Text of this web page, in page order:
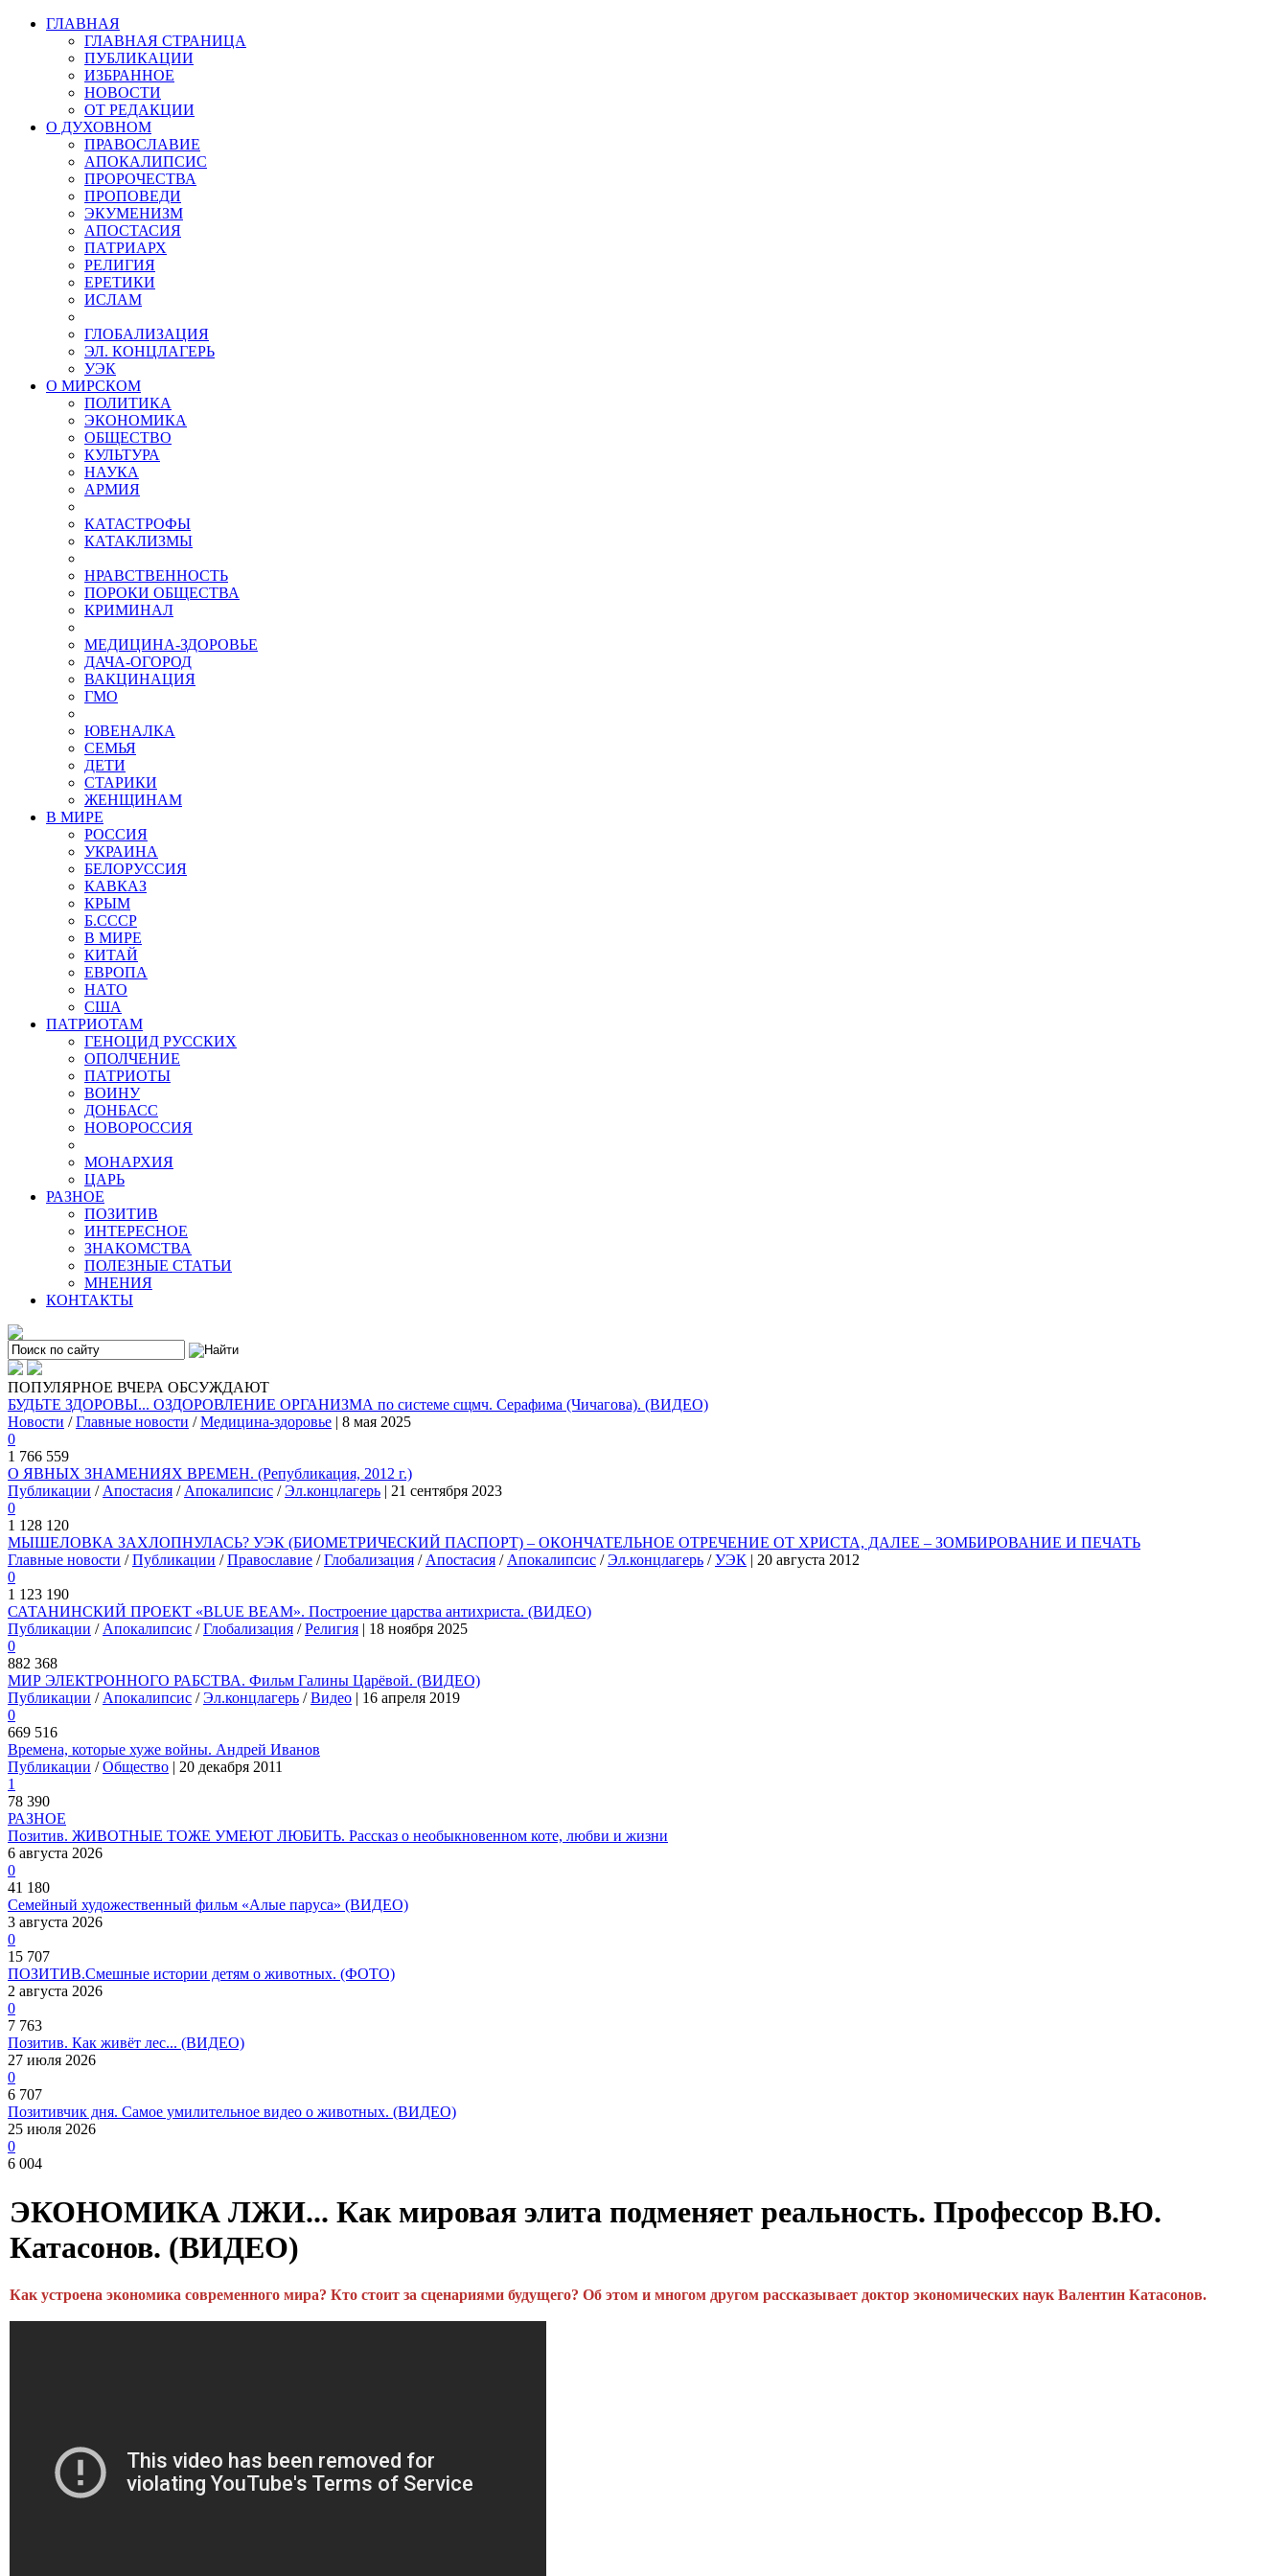
ГЛАВНАЯ
ГЛАВНАЯ СТРАНИЦА
ПУБЛИКАЦИИ
ИЗБРАННОЕ
НОВОСТИ
ОТ РЕДАКЦИИ
О ДУХОВНОМ
ПРАВОСЛАВИЕ
АПОКАЛИПСИС
ПРОРОЧЕСТВА
ПРОПОВЕДИ
ЭКУМЕНИЗМ
АПОСТАСИЯ
ПАТРИАРХ
РЕЛИГИЯ
ЕРЕТИКИ
ИСЛАМ
ГЛОБАЛИЗАЦИЯ
ЭЛ. КОНЦЛАГЕРЬ
УЭК
О МИРСКОМ
ПОЛИТИКА
ЭКОНОМИКА
ОБЩЕСТВО
КУЛЬТУРА
НАУКА
АРМИЯ
КАТАСТРОФЫ
КАТАКЛИЗМЫ
НРАВСТВЕННОСТЬ
ПОРОКИ ОБЩЕСТВА
КРИМИНАЛ
МЕДИЦИНА-ЗДОРОВЬЕ
ДАЧА-ОГОРОД
ВАКЦИНАЦИЯ
ГМО
ЮВЕНАЛКА
СЕМЬЯ
ДЕТИ
СТАРИКИ
ЖЕНЩИНАМ
В МИРЕ
РОСCИЯ
УКРАИНА
БЕЛОРУССИЯ
КАВКАЗ
КРЫМ
Б.СССР
В МИРЕ
КИТАЙ
ЕВРОПА
НАТО
США
ПАТРИОТАМ
ГЕНОЦИД РУССКИХ
ОПОЛЧЕНИЕ
ПАТРИОТЫ
ВОИНУ
ДОНБАСС
НОВОРОССИЯ
МОНАРХИЯ
ЦАРЬ
РАЗНОЕ
ПОЗИТИВ
ИНТЕРЕСНОЕ
ЗНАКОМСТВА
ПОЛЕЗНЫЕ СТАТЬИ
МНЕНИЯ
КОНТАКТЫ
ПОПУЛЯРНОЕ ВЧЕРА ОБСУЖДАЮТ
БУДЬТЕ ЗДОРОВЫ... ОЗДОРОВЛЕНИЕ ОРГАНИЗМА по системе сщмч. Серафима (Чичагова). (ВИДЕО)
Новости /Главные новости /Медицина-здоровье | 8 мая 2025
0
1 766 559
О ЯВНЫХ ЗНАМЕНИЯХ ВРЕМЕН. (Републикация, 2012 г.)
Публикации / Апостасия / Апокалипсис /Эл.концлагерь | 21 сентября 2023
0
1 128 120
МЫШЕЛОВКА ЗАХЛОПНУЛАСЬ? УЭК (БИОМЕТРИЧЕСКИЙ ПАСПОРТ) – ОКОНЧАТЕЛЬНОЕ ОТРЕЧЕНИЕ ОТ ХРИСТА, ДАЛЕЕ – ЗОМБИРОВАНИЕ И ПЕЧАТЬ
Главные новости /Публикации /Православие /Глобализация / Апостасия / Апокалипсис /Эл.концлагерь /УЭК | 20 августа 2012
0
1 123 190
САТАНИНСКИЙ ПРОЕКТ «BLUE BEAM». Построение царства антихриста. (ВИДЕО)
Публикации / Апокалипсис /Глобализация /Религия | 18 ноября 2025
0
882 368
МИР ЭЛЕКТРОННОГО РАБСТВА. Фильм Галины Царёвой. (ВИДЕО)
Публикации / Апокалипсис /Эл.концлагерь /Видео | 16 апреля 2019
0
669 516
Времена, которые хуже войны. Андрей Иванов
Публикации /Общество | 20 декабря 2011
1
78 390
РАЗНОЕ
Позитив. ЖИВОТНЫЕ ТОЖЕ УМЕЮТ ЛЮБИТЬ. Рассказ о необыкновенном коте, любви и жизни
6 августа 2026
0
41 180
Семейный художественный фильм «Алые паруса» (ВИДЕО)
3 августа 2026
0
15 707
ПОЗИТИВ.Смешные истории детям о животных. (ФОТО)
2 августа 2026
0
7 763
Позитив. Как живёт лес... (ВИДЕО)
27 июля 2026
0
6 707
Позитивчик дня. Самое умилительное видео о животных. (ВИДЕО)
25 июля 2026
0
6 004
ЭКОНОМИКА ЛЖИ... Как мировая элита подменяет реальность. Профессор В.Ю.
Катасонов. (ВИДЕО)
Как устроена экономика современного мира? Кто стоит за сценариями будущего? Об этом и многом другом рассказывает доктор экономических наук Валентин Катасонов.